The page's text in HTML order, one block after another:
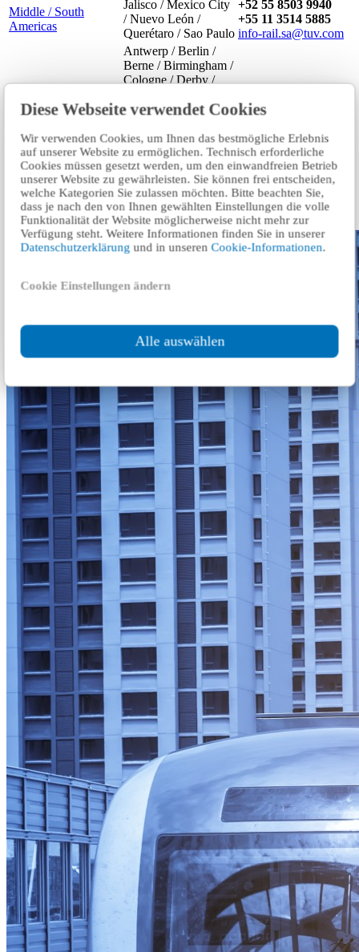
Diese Webseite verwendet Cookies
Wir verwenden Cookies, um Ihnen das bestmögliche Erlebnis
auf unserer Website zu ermöglichen. Technisch erforderliche
Cookies müssen gesetzt werden, um den einwandfreien Betrieb
unserer Website zu gewährleisten. Sie können frei entscheiden,
welche Kategorien Sie zulassen möchten. Bitte beachten Sie,
dass je nach den von Ihnen gewählten Einstellungen die volle
Funktionalität der Website möglicherweise nicht mehr zur
Verfügung steht. Weitere Informationen finden Sie in unserer
Datenschutzerklärung und in unserenCookie-Informationen.
Cookie Einstellungen ändern
Alle auswählen
Middle / South
Americas
Jalisco / Mexico City
/ Nuevo León /
Querétaro / Sao Paulo
+52 55 8503 9940
+55 11 3514 5885
info-rail.sa@tuv.com
Western Europe
Antwerp / Berlin /
Berne / Birmingham /
Cologne / Derby /
Limonest / London /
Sollihull / Utrecht /
Warrington /
Wiesbaden
info-
Related content